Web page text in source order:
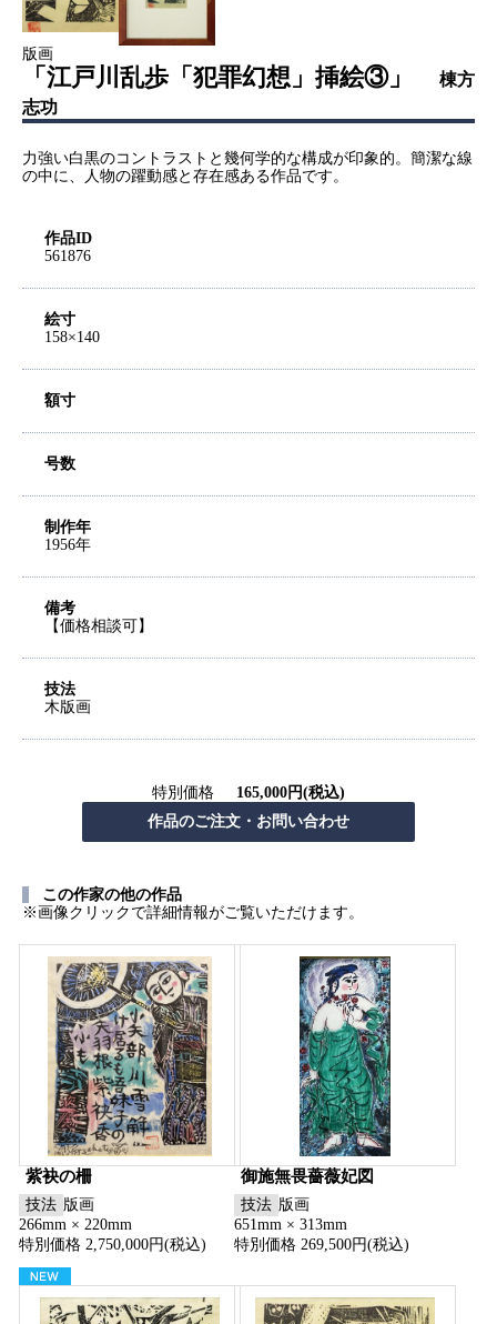
版画
「江戸川乱歩「犯罪幻想」挿絵③」
棟方
志功
力強い白黒のコントラストと幾何学的な構成が印象的。簡潔な線
の中に、人物の躍動感と存在感ある作品です。
作品ID
561876
絵寸
158×140
額寸
号数
制作年
1956年
備考
【価格相談可】
技法
木版画
特別価格 165,000円(税込)
この作家の他の作品
※画像クリックで詳細情報がご覧いただけます。
紫袂の柵
技法 版画
266mm × 220mm
特別価格 2,750,000円(税込)
御施無畏薔薇妃図
技法 版画
651mm × 313mm
特別価格 269,500円(税込)